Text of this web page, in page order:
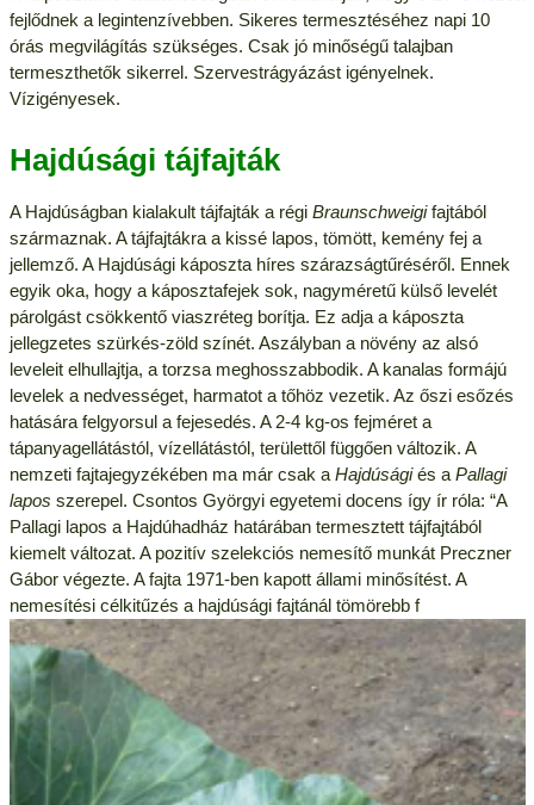
fejlődnek a legintenzívebben. Sikeres termesztéséhez napi 10
órás megvilágítás szükséges. Csak jó minőségű talajban
termeszthetők sikerrel. Szervestrágyázást igényelnek.
Vízigényesek.
Hajdúsági tájfajták
A Hajdúságban kialakult tájfajták a régi Braunschweigifajtából
származnak. A tájfajtákra a kissé lapos, tömött, kemény fej a
jellemző. A Hajdúsági káposzta híres szárazságtűréséről. Ennek
egyik oka, hogy a káposztafejek sok, nagyméretű külső levelét
párolgást csökkentő viaszréteg borítja. Ez adja a káposzta
jellegzetes szürkés-zöld színét. Aszályban a növény az alsó
leveleit elhullajtja, a torzsa meghosszabbodik. A kanalas formájú
levelek a nedvességet, harmatot a tőhöz vezetik. Az őszi esőzés
hatására felgyorsul a fejesedés. A 2-4 kg-os fejméret a
tápanyagellátástól, vízellátástól, területtől függően változik. A
nemzeti fajtajegyzékében ma már csak a Hajdúságiés a Pallagi
lapos szerepel. Csontos Györgyi egyetemi docens így ír róla: “A
Pallagi lapos a Hajdúhadház határában termesztett tájfajtából
kiemelt változat. A pozitív szelekciós nemesítő munkát Preczner
Gábor végezte. A fajta 1971-ben kapott állami minősítést. A
nemesítési célkitűzés a hajdúsági fajtánál tömörebb f